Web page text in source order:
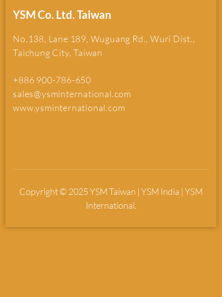
YSM Co. Ltd. Taiwan
No.138, Lane 189, Wuguang Rd., Wuri Dist.,
Taichung City, Taiwan
+886 900-786-650
sales@ysminternational.com
www.ysminternational.com
Copyright © 2025 YSM Taiwan | YSM India | YSM
International.